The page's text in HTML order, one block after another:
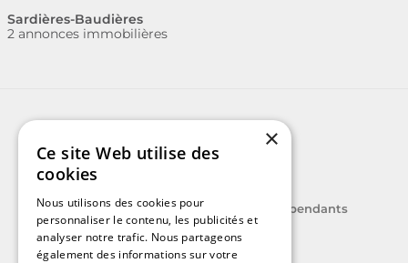
Sardières-Baudières
2 annonces immobilières
Le label des agents immobiliers indépendants
×
Ce site Web utilise des
cookies
Nous utilisons des cookies pour
personnaliser le contenu, les publicités et
analyser notre trafic. Nous partageons
également des informations sur votre